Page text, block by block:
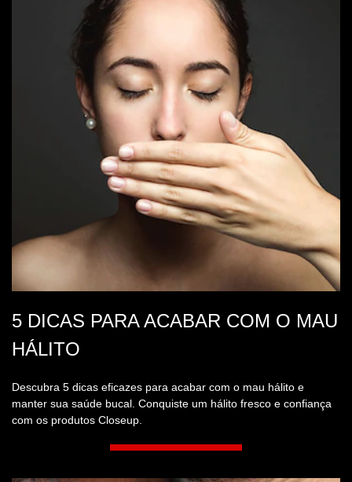
Descubra 5 dicas eficazes para acabar com o mau hálito e
manter sua saúde bucal. Conquiste um hálito fresco e confiança
com os produtos Closeup.
5 DICAS PARA ACABAR COM O MAU
HÁLITO